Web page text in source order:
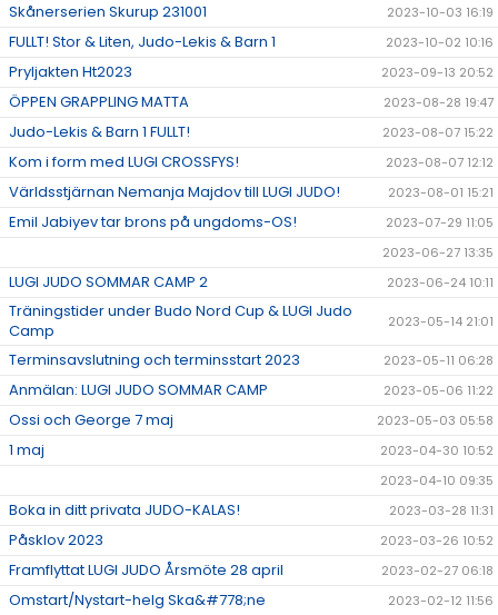
Skånerserien Skurup 231001 2023-10-03 16:19
FULLT! Stor & Liten, Judo-Lekis & Barn 1 2023-10-02 10:16
Pryljakten Ht2023 2023-09-13 20:52
ÖPPEN GRAPPLING MATTA 2023-08-28 19:47
Judo-Lekis & Barn 1 FULLT! 2023-08-07 15:22
Kom i form med LUGI CROSSFYS! 2023-08-07 12:12
Världsstjärnan Nemanja Majdov till LUGI JUDO! 2023-08-01 15:21
Emil Jabiyev tar brons på ungdoms-OS!
2023-07-29 11:05
2023-06-27 13:35
LUGI JUDO SOMMAR CAMP 2 2023-06-24 10:11
Träningstider under Budo Nord Cup & LUGI Judo
Camp
2023-05-14 21:01
Terminsavslutning och terminsstart 2023 2023-05-11 06:28
Anmälan: LUGI JUDO SOMMAR CAMP 2023-05-06 11:22
Ossi och George 7 maj 2023-05-03 05:58
1 maj
2023-04-30 10:52
2023-04-10 09:35
Boka in ditt privata JUDO-KALAS! 2023-03-28 11:31
Påsklov 2023 2023-03-26 10:52
Framflyttat LUGI JUDO Årsmöte 28 april 2023-02-27 06:18
Omstart/Nystart-helg Ska&#778;ne 2023-02-12 11:56